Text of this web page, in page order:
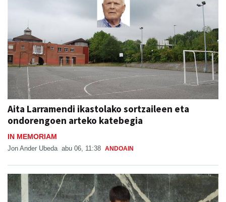
Aita Larramendi ikastolako sortzaileen eta
ondorengoen arteko katebegia
IN MEMORIAM
Jon Ander Ubeda ANDOAIN